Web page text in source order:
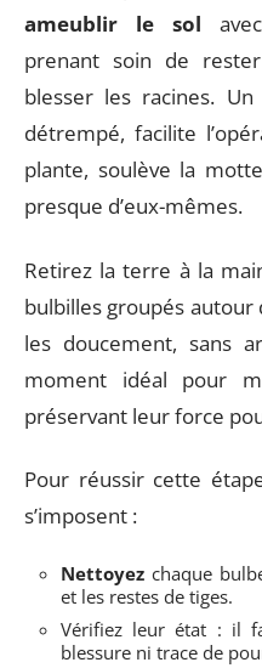
ameublir le sol
prenant soin de
blesser les racines.
détrempé, facilite
plante, soulève la
presque d’eux-mêmes.
Retirez la terre à la
bulbilles groupés autour
les doucement, sans
moment idéal pour
préservant leur force
Pour réussir cette
s’imposent :
Nettoyez chaque
et les restes de tiges.
Vérifiez leur état : il
blessure ni trace de